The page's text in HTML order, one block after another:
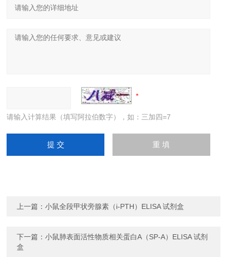
请输入计算结果（填写阿拉伯数字），如：三加四=7
上一篇：小鼠全段甲状旁腺素（i-PTH）ELISA 试剂盒
下一篇：小鼠肺表面活性物质相关蛋白A（SP-A）ELISA 试剂
盒